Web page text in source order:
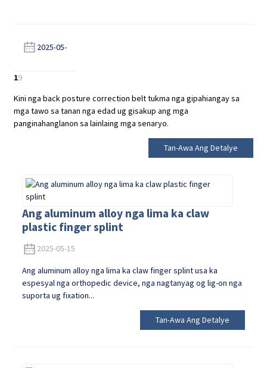
2025-05-
19
Kini nga back posture correction belt tukma nga gipahiangay sa
mga tawo sa tanan nga edad ug gisakup ang mga
panginahanglanon sa lainlaing mga senaryo.
Tan-Awa Ang Detalye
Ang aluminum alloy nga lima ka claw
plastic finger splint
2025-05-15
Ang aluminum alloy nga lima ka claw finger splint usa ka
espesyal nga orthopedic device, nga nagtanyag og lig-on nga
suporta ug fixation...
Tan-Awa Ang Detalye